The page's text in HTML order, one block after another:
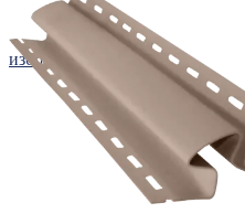
избранное сравнить